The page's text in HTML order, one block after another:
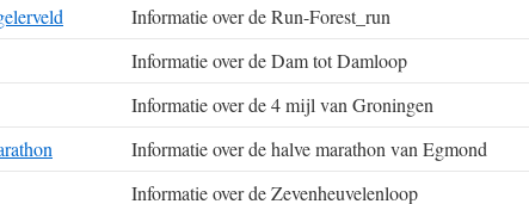
Informatie over de Run-Forest_run
Informatie over de Dam tot Damloop
Informatie over de 4 mijl van Groningen
Informatie over de halve marathon van Egmond
Informatie over de Zevenheuvelenloop